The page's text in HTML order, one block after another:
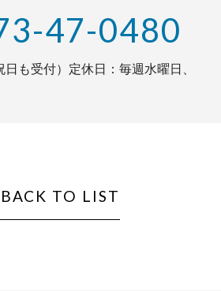
47-0480
も受付）定休日：毎週水曜日、
BACK TO LIST